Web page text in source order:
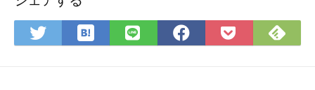
Twitter
で
は
て
LINE
で
Facebook
で
Pocket
に
で